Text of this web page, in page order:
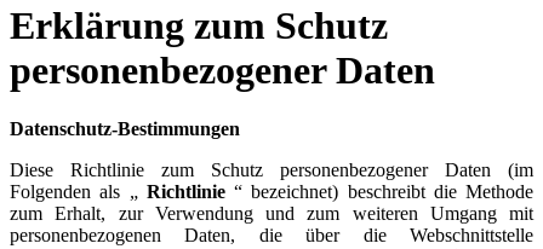
Erklärung zum Schutz
personenbezogener Daten
Datenschutz-Bestimmungen
Diese Richtlinie zum Schutz personenbezogener Daten (im
Folgenden als „ Richtlinie“ bezeichnet) beschreibt die Methode
zum Erhalt, zur Verwendung und zum weiteren Umgang mit
personenbezogenen Daten, die über die Webschnittstelle